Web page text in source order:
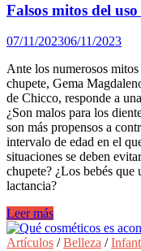
Falsos mitos del
07/11/202306/11/2023
Ante los numerosos
chupete, Gema
de Chicco, responde a
¿Son malos para los
son más propensos a
intervalo de edad en el
situaciones se deben
chupete? ¿Los bebés que
lactancia?
Falsos
mitos
del
Leer más
Artículos /Belleza /